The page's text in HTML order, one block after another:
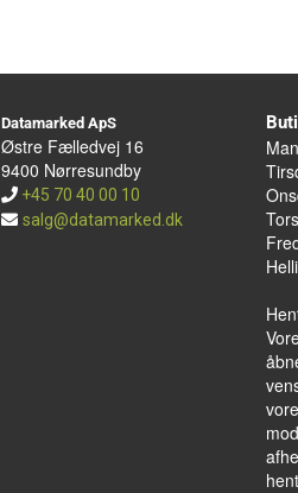
Datamarked ApS
Østre Fælledvej 16
9400 Nørresundby
+45 70 40 00 10
salg@datamarked.dk